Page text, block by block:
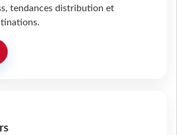
tendances distribution et